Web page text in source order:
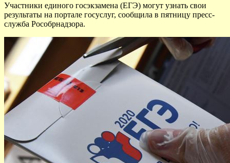
Участники единого госэкзамена (ЕГЭ) могут узнать свои
результаты на портале госуслуг, сообщила в пятницу пресс-
служба Рособрнадзора.